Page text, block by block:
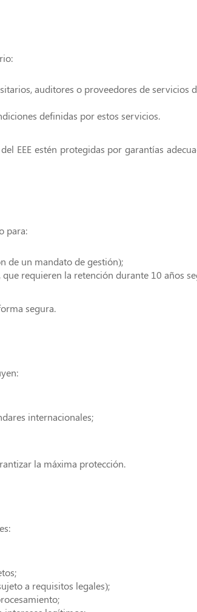
auditores o proveedores de servicios
definidas por estos servicios.
EEE estén protegidas por garantías
para:
de un mandato de gestión);
requieren la retención durante 10 años
segura.
internacionales;
la máxima protección.
a requisitos legales);